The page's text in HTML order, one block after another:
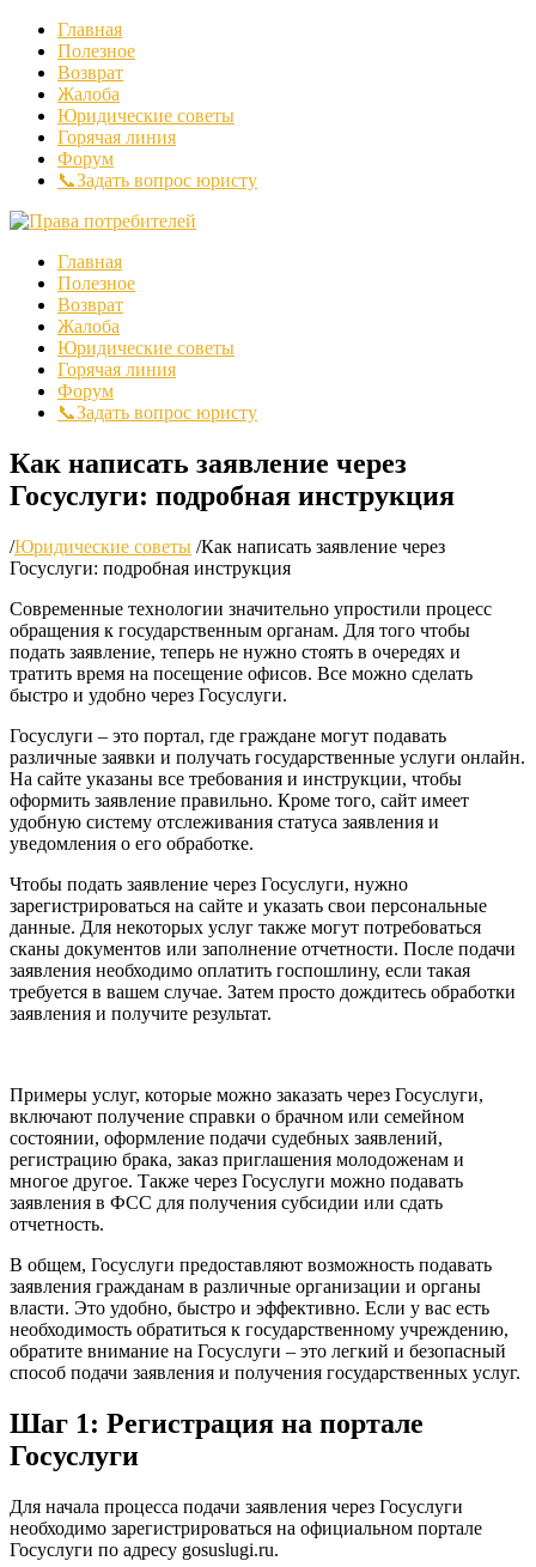
Главная
Полезное
Возврат
Жалоба
Юридические советы
Горячая линия
Форум
📞Задать вопрос юристу
Главная
Полезное
Возврат
Жалоба
Юридические советы
Горячая линия
Форум
📞Задать вопрос юристу
Как написать заявление через
Госуслуги: подробная инструкция
/Юридические советы /Как написать заявление через
Госуслуги: подробная инструкция
Современные технологии значительно упростили процесс
обращения к государственным органам. Для того чтобы
подать заявление, теперь не нужно стоять в очередях и
тратить время на посещение офисов. Все можно сделать
быстро и удобно через Госуслуги.
Госуслуги – это портал, где граждане могут подавать
различные заявки и получать государственные услуги онлайн.
На сайте указаны все требования и инструкции, чтобы
оформить заявление правильно. Кроме того, сайт имеет
удобную систему отслеживания статуса заявления и
уведомления о его обработке.
Чтобы подать заявление через Госуслуги, нужно
зарегистрироваться на сайте и указать свои персональные
данные. Для некоторых услуг также могут потребоваться
сканы документов или заполнение отчетности. После подачи
заявления необходимо оплатить госпошлину, если такая
требуется в вашем случае. Затем просто дождитесь обработки
заявления и получите результат.
Примеры услуг, которые можно заказать через Госуслуги,
включают получение справки о брачном или семейном
состоянии, оформление подачи судебных заявлений,
регистрацию брака, заказ приглашения молодоженам и
многое другое. Также через Госуслуги можно подавать
заявления в ФСС для получения субсидии или сдать
отчетность.
В общем, Госуслуги предоставляют возможность подавать
заявления гражданам в различные организации и органы
власти. Это удобно, быстро и эффективно. Если у вас есть
необходимость обратиться к государственному учреждению,
обратите внимание на Госуслуги – это легкий и безопасный
способ подачи заявления и получения государственных услуг.
Шаг 1: Регистрация на портале
Госуслуги
Для начала процесса подачи заявления через Госуслуги
необходимо зарегистрироваться на официальном портале
Госуслуги по адресу gosuslugi.ru.